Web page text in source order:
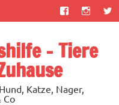
– Tiere
Katze, Nager,
Co